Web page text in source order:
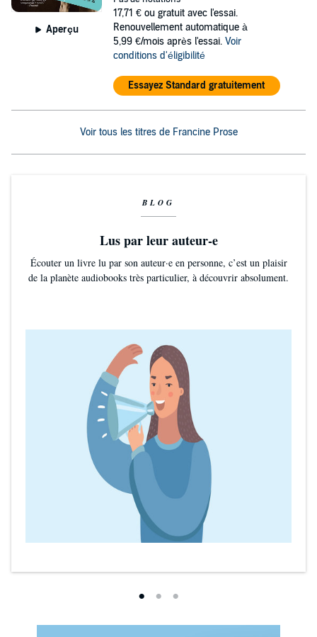
Aperçu
17,71 € ou gratuit avec l'essai.
Renouvellement automatique à
5,99 €/mois après l'essai. Voir
conditions d'éligibilité
Essayez Standard gratuitement
Voir tous les titres de Francine Prose
BLOG
Lus par leur auteur-e
Écouter un livre lu par son auteur·e en personne, c’est un plaisir
de la planète audiobooks très particulier, à découvrir absolument.